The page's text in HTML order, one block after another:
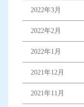
2022年3月
2022年2月
2022年1月
2021年12月
2021年11月